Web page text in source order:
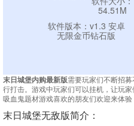
54.51M
软件版本：v1.3 安卓
无限金币钻石版
末日城堡内购最新版需要玩家们不断招
行打击。游戏中玩家们可以挂机，让玩
吸血鬼题材游戏喜欢的朋友们欢迎来体验
末日城堡无敌版简介：